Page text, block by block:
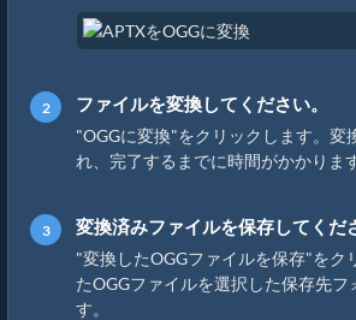
ファイルを変換してください。
"OGGに変換"をクリックします。変
れ、完了するまでに時間がかかります
変換済みファイルを保存してくだ
"変換したOGGファイルを保存"をク
たOGGファイルを選択した保存先フ
す。